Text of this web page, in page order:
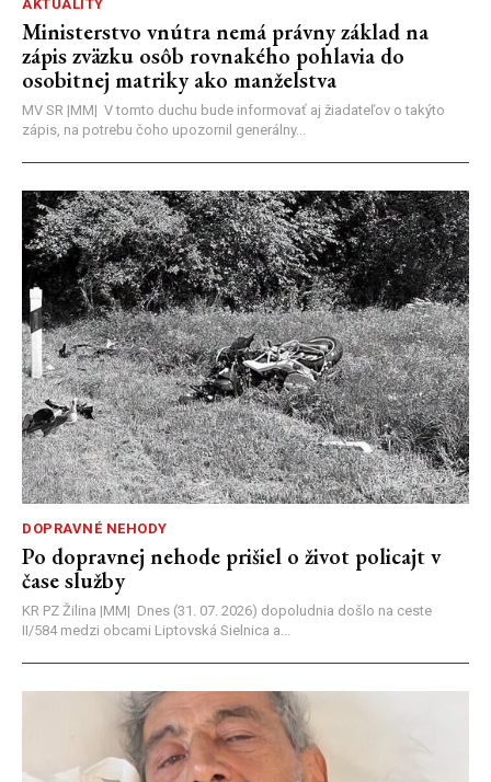
AKTUALITY
Ministerstvo vnútra nemá právny základ na
zápis zväzku osôb rovnakého pohlavia do
osobitnej matriky ako manželstva
MV SR |MM| V tomto duchu bude informovať aj žiadateľov o takýto
zápis, na potrebu čoho upozornil generálny...
DOPRAVNÉ NEHODY
Po dopravnej nehode prišiel o život policajt v
čase služby
KR PZ Žilina |MM| Dnes (31. 07. 2026) dopoludnia došlo na ceste
II/584 medzi obcami Liptovská Sielnica a...